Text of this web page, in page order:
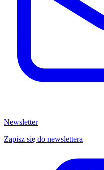
Newsletter
Zapisz się do newslettera